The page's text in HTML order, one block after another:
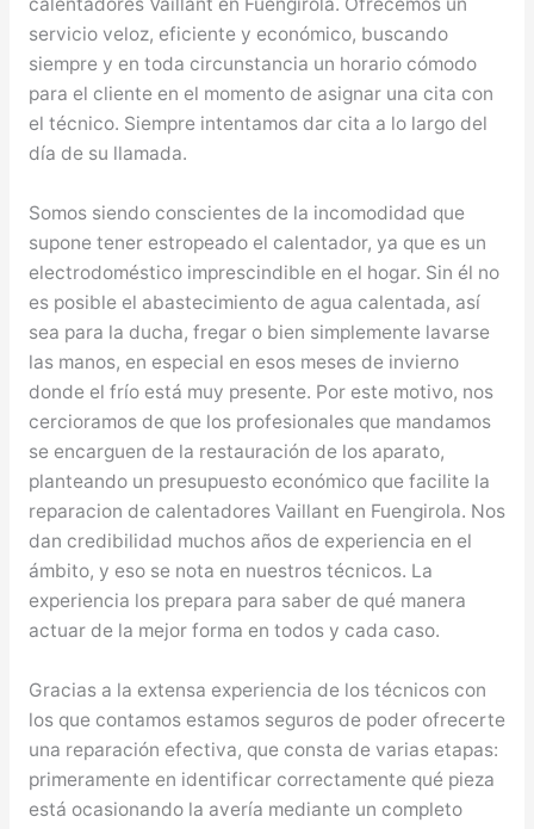
servicio veloz, eficiente y económico, buscando
siempre y en toda circunstancia un horario cómodo
para el cliente en el momento de asignar una cita con
el técnico. Siempre intentamos dar cita a lo largo del
día de su llamada.
Somos siendo conscientes de la incomodidad que
supone tener estropeado el calentador, ya que es un
electrodoméstico imprescindible en el hogar. Sin él no
es posible el abastecimiento de agua calentada, así
sea para la ducha, fregar o bien simplemente lavarse
las manos, en especial en esos meses de invierno
donde el frío está muy presente. Por este motivo, nos
cercioramos de que los profesionales que mandamos
se encarguen de la restauración de los aparato,
planteando un presupuesto económico que facilite la
reparacion de calentadores Vaillant en Fuengirola. Nos
dan credibilidad muchos años de experiencia en el
ámbito, y eso se nota en nuestros técnicos. La
experiencia los prepara para saber de qué manera
actuar de la mejor forma en todos y cada caso.
Gracias a la extensa experiencia de los técnicos con
los que contamos estamos seguros de poder ofrecerte
una reparación efectiva, que consta de varias etapas:
primeramente en identificar correctamente qué pieza
está ocasionando la avería mediante un completo